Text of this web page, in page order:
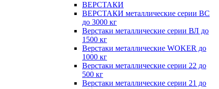
ВЕРСТАКИ
ВЕРСТАКИ металлические серии ВС
до 3000 кг
Верстаки металлические серии ВЛ до
1500 кг
Верстаки металлические WOKER до
1000 кг
Верстаки металлические серии 22 до
500 кг
Верстаки металлические серии 21 до